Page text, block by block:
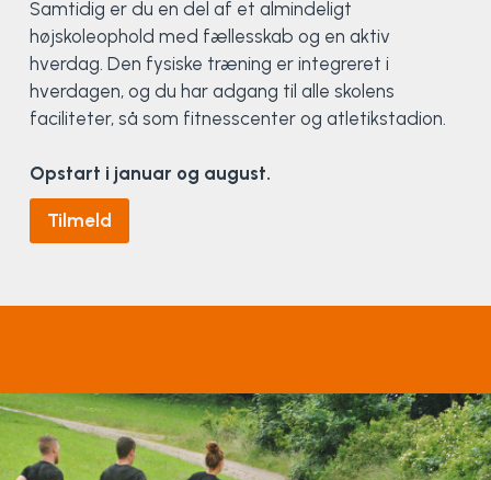
Samtidig er du en del af et almindeligt
højskoleophold med fællesskab og en aktiv
hverdag. Den fysiske træning er integreret i
hverdagen, og du har adgang til alle skolens
faciliteter, så som fitnesscenter og atletikstadion.
Opstart i januar og august.
Tilmeld
Rytmisk gymnastik
Ski & snowboard
Spring
Styrketræning
Surf
Tons og teambuilding
Vandsport